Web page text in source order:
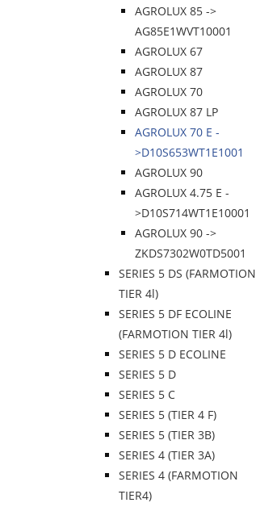
AGROLUX 85 ->
AG85E1WVT10001
AGROLUX 67
AGROLUX 87
AGROLUX 70
AGROLUX 87 LP
AGROLUX 70 E -
>D10S653WT1E1001
AGROLUX 90
AGROLUX 4.75 E -
>D10S714WT1E10001
AGROLUX 90 ->
ZKDS7302W0TD5001
SERIES 5 DS (FARMOTION
TIER 4l)
SERIES 5 DF ECOLINE
(FARMOTION TIER 4l)
SERIES 5 D ECOLINE
SERIES 5 D
SERIES 5 C
SERIES 5 (TIER 4 F)
SERIES 5 (TIER 3B)
SERIES 4 (TIER 3A)
SERIES 4 (FARMOTION
TIER4)